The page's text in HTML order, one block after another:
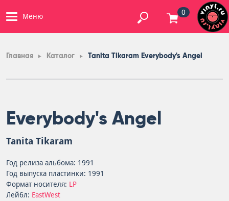
Меню 0
Главная Каталог Tanita Tikaram Everybody's Angel
Everybody's Angel
Tanita Tikaram
Год релиза альбома: 1991
Год выпуска пластинки: 1991
Формат носителя: LP
Лейбл: EastWest